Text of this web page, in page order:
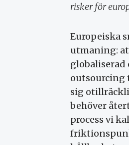
risker för
Europeiska
utmaning:
globaliserad
outsourcing
sig
behöver
process vi